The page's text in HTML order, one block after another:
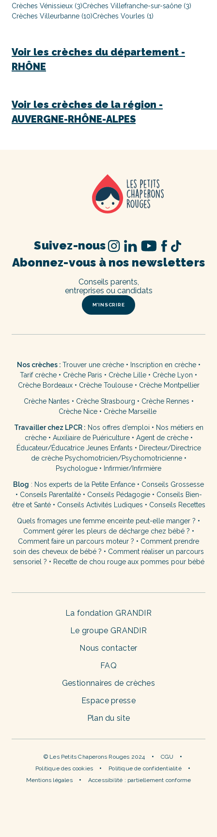
Crèches Vénissieux (3)Crèches Villefranche-sur-saône (3)
Crèches Villeurbanne (10)Crèches Vourles (1)
Voir les crèches du département -
RHÔNE
Voir les crèches de la région -
AUVERGNE-RHÔNE-ALPES
Abonnez-vous à nos newsletters
M’INSCRIRE
Conseils parents,
entreprises ou candidats
Suivez-nous
Nos crèches : Trouver une crèche• Inscription en crèche•
Tarif crèche • Crèche Paris • Crèche Lille • Crèche Lyon •
Crèche Bordeaux• Crèche Toulouse• Crèche Montpellier
Crèche Nantes • Crèche Strasbourg • Crèche Rennes •
Crèche Nice • Crèche Marseille
Travailler chez LPCR : Nos offres d’emploi • Nos métiers en
crèche• Auxiliaire de Puériculture• Agent de crèche•
Éducateur/Éducatrice Jeunes Enfants • Directeur/Directrice
de crèche Psychomotricien/Psychomotricienne•
Psychologue • Infirmier/Infirmière
Blog : Nos experts de la Petite Enfance • Conseils Grossesse
• Conseils Parentalité• Conseils Pédagogie• Conseils Bien-
être et Santé• Conseils Activités Ludiques • Conseils Recettes
Quels fromages une femme enceinte peut-elle manger ? •
Comment gérer les pleurs de décharge chez bébé ? •
Comment faire un parcours moteur ? • Comment prendre
soin des cheveux de bébé ? • Comment réaliser un parcours
sensoriel ? • Recette de chou rouge aux pommes pour bébé
La fondation GRANDIR
Le groupe GRANDIR
Nous contacter
FAQ
Gestionnaires de crèches
Espace presse
Plan du site
© Les Petits Chaperons Rouges 2024
CGU
Politique des cookies
Politique de confidentialité
Mentions légales
Accessibilité : partiellement conforme